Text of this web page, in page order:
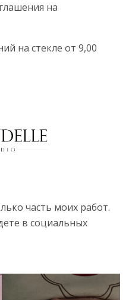
на
на стекле от 9,00
часть моих работ.
в социальных